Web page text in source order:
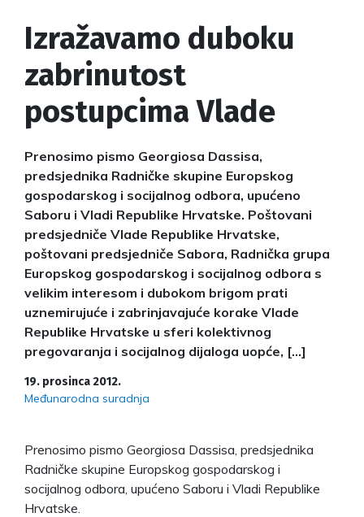
Izražavamo duboku
zabrinutost
postupcima Vlade
Prenosimo pismo Georgiosa Dassisa,
predsjednika Radničke skupine Europskog
gospodarskog i socijalnog odbora, upućeno
Saboru i Vladi Republike Hrvatske. Poštovani
predsjedniče Vlade Republike Hrvatske,
poštovani predsjedniče Sabora, Radnička grupa
Europskog gospodarskog i socijalnog odbora s
velikim interesom i dubokom brigom prati
uznemirujuće i zabrinjavajuće korake Vlade
Republike Hrvatske u sferi kolektivnog
pregovaranja i socijalnog dijaloga uopće, […]
19. prosinca 2012.
Međunarodna suradnja
Prenosimo pismo Georgiosa Dassisa, predsjednika
Radničke skupine Europskog gospodarskog i
socijalnog odbora, upućeno Saboru i Vladi Republike
Hrvatske.